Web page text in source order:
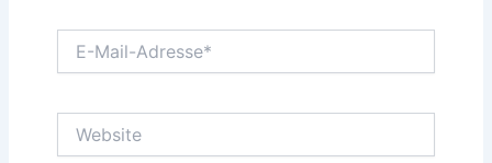
Mail-